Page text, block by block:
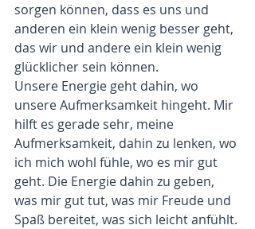
sorgen können, dass es uns und
anderen ein klein wenig besser geht,
das wir und andere ein klein wenig
glücklicher sein können.
Unsere Energie geht dahin, wo
unsere Aufmerksamkeit hingeht. Mir
hilft es gerade sehr, meine
Aufmerksamkeit, dahin zu lenken, wo
ich mich wohl fühle, wo es mir gut
geht. Die Energie dahin zu geben,
was mir gut tut, was mir Freude und
Spaß bereitet, was sich leicht anfühlt.